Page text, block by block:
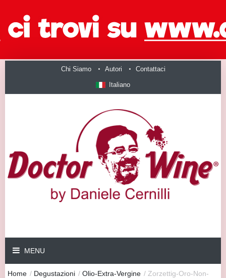
Chi Siamo Autori Contattaci
Italiano
MENU
Home / Degustazioni / Olio-Extra-Vergine / Zorzettig-Oro-Non-